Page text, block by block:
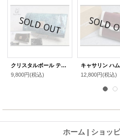
クリスタルボール テイラー 多収納 長財布
9,800円(税込)
12,800円(税込)
ホーム | ショッ